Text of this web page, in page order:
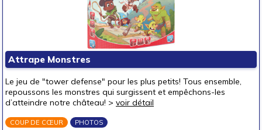
Attrape Monstres
Le jeu de "tower defense" pour les plus petits! Tous ensemble,
repoussons les monstres qui surgissent et empêchons-les
d’atteindre notre château! > voir détail
COUP DE CŒUR PHOTOS